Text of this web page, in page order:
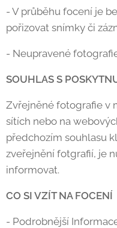
- V průběhu focení je
pořizovat snímky či
- Neupravené
SOUHLAS S
Zvřejněné fotografie v
sítích nebo na
předchozím souhlasu
zveřejnění fotgrafií, je
informovat.
CO SI VZÍT NA FOCENÍ
- Podrobnější